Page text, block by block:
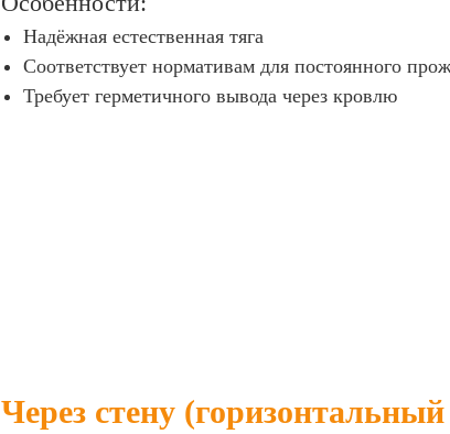
Надёжная естественная тяга
Соответствует нормативам для постоянного
Требует герметичного вывода через кровлю
Через стену